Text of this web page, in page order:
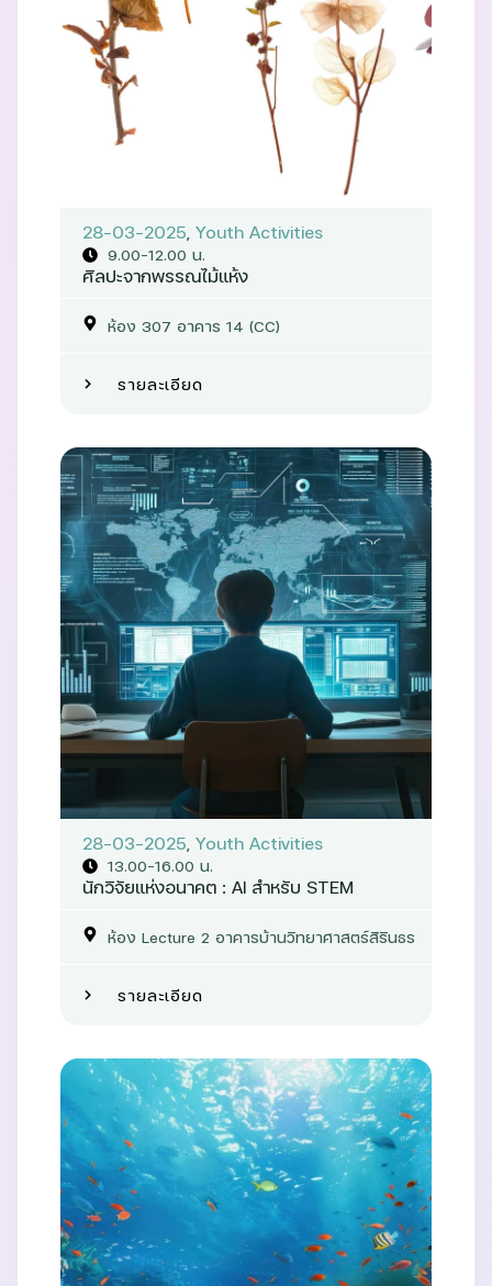
28-03-2025, Youth Activities
9.00-12.00 น.
ศิลปะจากพรรณไม้แห้ง
ห้อง 307 อาคาร 14 (CC)
รายละเอียด
28-03-2025, Youth Activities
13.00–16.00 น.
นักวิจัยแห่งอนาคต : AI สำหรับ STEM
ห้อง Lecture 2 อาคารบ้านวิทยาศาสตร์สิรินธร
รายละเอียด